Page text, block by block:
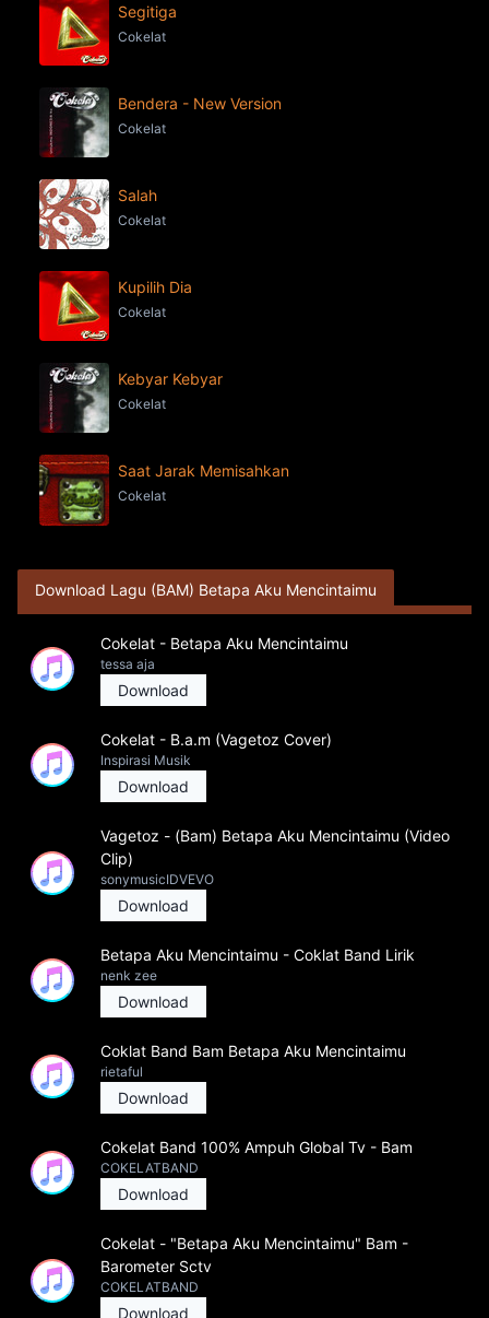
Segitiga
Cokelat
Bendera - New Version
Cokelat
Salah
Cokelat
Kupilih Dia
Cokelat
Kebyar Kebyar
Cokelat
Saat Jarak Memisahkan
Cokelat
Download Lagu (BAM) Betapa Aku Mencintaimu
Cokelat - Betapa Aku Mencintaimu
tessa aja
Download
Cokelat - B.a.m (Vagetoz Cover)
Inspirasi Musik
Download
Vagetoz - (Bam) Betapa Aku Mencintaimu (Video
Clip)
sonymusicIDVEVO
Download
Betapa Aku Mencintaimu - Coklat Band Lirik
nenk zee
Download
Coklat Band Bam Betapa Aku Mencintaimu
rietaful
Download
Cokelat Band 100% Ampuh Global Tv - Bam
COKELATBAND
Download
Cokelat - "Betapa Aku Mencintaimu" Bam -
Barometer Sctv
COKELATBAND
Download